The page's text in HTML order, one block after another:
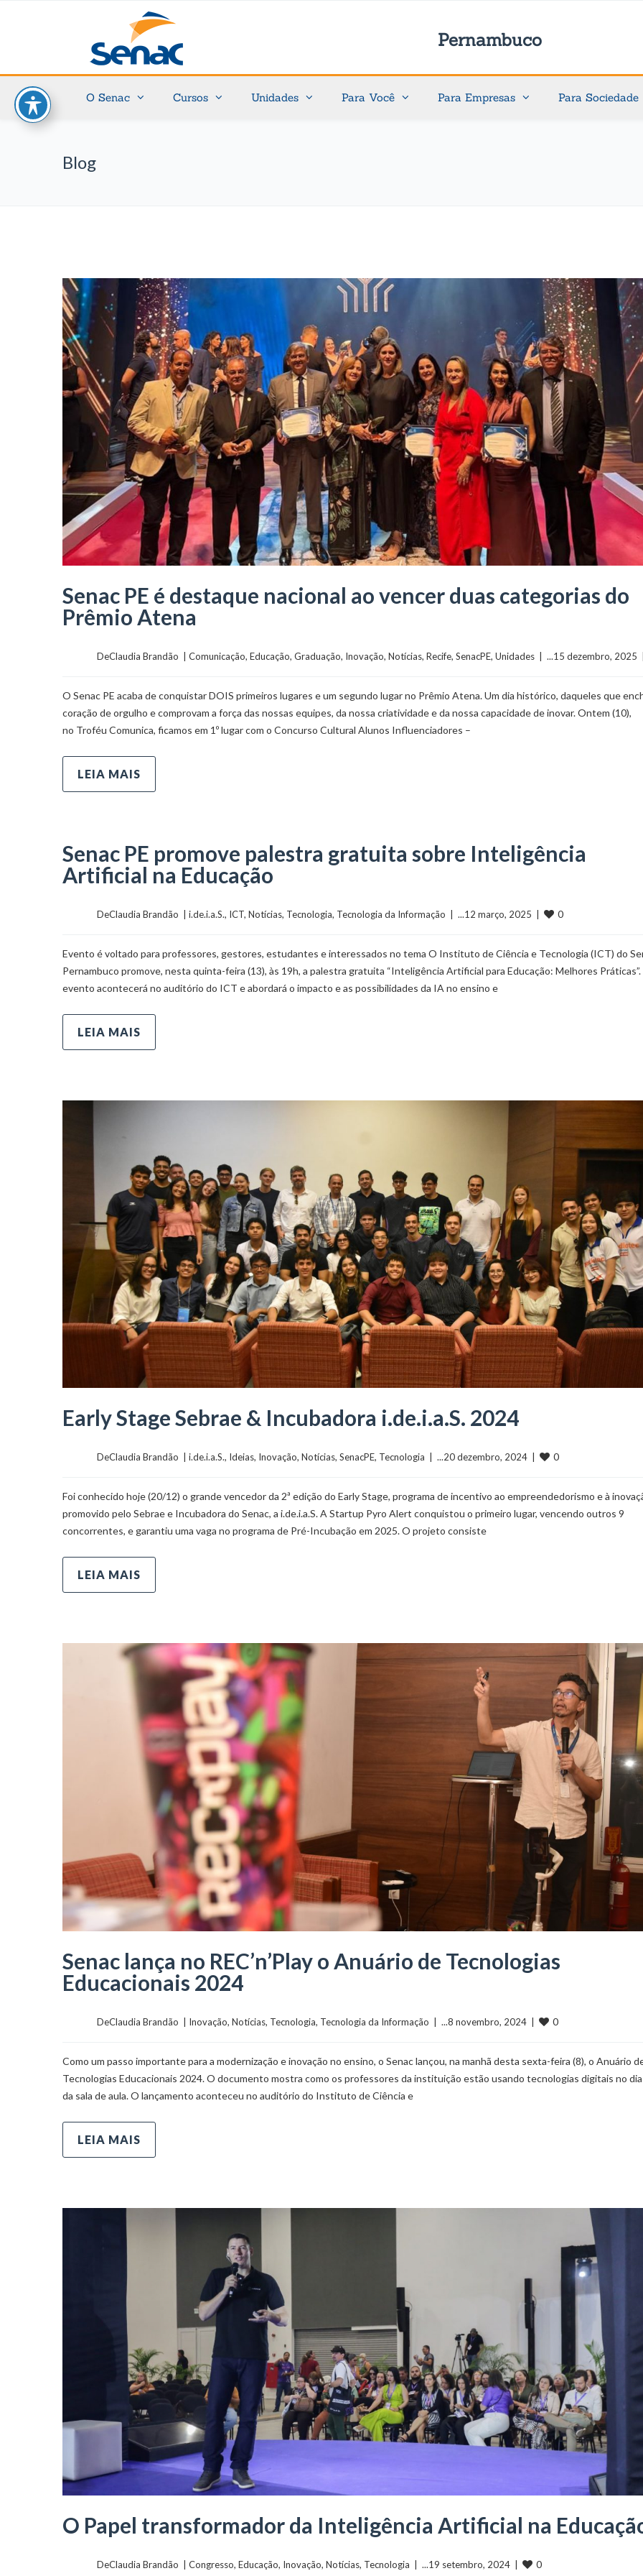
Pernambuco
O Senac Cursos Unidades Para Você Para Empresas Para Sociedade
Blog
Senac PE é destaque nacional ao vencer duas categorias do
Prêmio Atena
	    	DeClaudia Brandão  |
Comunicação, Educação, Graduação, Inovação, Notícias, Recife, SenacPE, Unidades
|  ...15 dezembro, 2025
O Senac PE acaba de conquistar DOIS primeiros lugares e um segundo lugar no Prêmio Atena. Um dia histórico, daqueles que
coração de orgulho e comprovam a força das nossas equipes, da nossa criatividade e da nossa capacidade de inovar. Ontem (10),
no Troféu Comunica, ficamos em 1º lugar com o Concurso Cultural Alunos Influenciadores –
LEIA MAIS
Senac PE promove palestra gratuita sobre Inteligência
Artificial na Educação
	    	DeClaudia Brandão  |
i.de.i.a.S., ICT, Notícias, Tecnologia, Tecnologia da Informação
  |  ...12 março, 2025  |
0
Evento é voltado para professores, gestores, estudantes e interessados no tema O Instituto de Ciência e Tecnologia (ICT) do
Pernambuco promove, nesta quinta-feira (13), às 19h, a palestra gratuita “Inteligência Artificial para Educação: Melhores
evento acontecerá no auditório do ICT e abordará o impacto e as possibilidades da IA no ensino e
LEIA MAIS
Early Stage Sebrae & Incubadora i.de.i.a.S. 2024
	    	DeClaudia Brandão  |
i.de.i.a.S., Ideias, Inovação, Notícias, SenacPE, Tecnologia
  |  ...20 dezembro, 2024  |
0
Foi conhecido hoje (20/12) o grande vencedor da 2ª edição do Early Stage, programa de incentivo ao empreendedorismo e à
promovido pelo Sebrae e Incubadora do Senac, a i.de.i.a.S. A Startup Pyro Alert conquistou o primeiro lugar, vencendo outros 9
concorrentes, e garantiu uma vaga no programa de Pré-Incubação em 2025. O projeto consiste
LEIA MAIS
Senac lança no REC’n’Play o Anuário de Tecnologias
Educacionais 2024
	    	DeClaudia Brandão  |
Inovação, Notícias, Tecnologia, Tecnologia da Informação
  |  ...8 novembro, 2024  |
0
Como um passo importante para a modernização e inovação no ensino, o Senac lançou, na manhã desta sexta-feira (8), o Anuário
Tecnologias Educacionais 2024. O documento mostra como os professores da instituição estão usando tecnologias digitais no dia
da sala de aula. O lançamento aconteceu no auditório do Instituto de Ciência e
LEIA MAIS
O Papel transformador da Inteligência Artificial na
	    	DeClaudia Brandão  |
Congresso, Educação, Inovação, Notícias, Tecnologia
  |  ...19 setembro, 2024  |
0